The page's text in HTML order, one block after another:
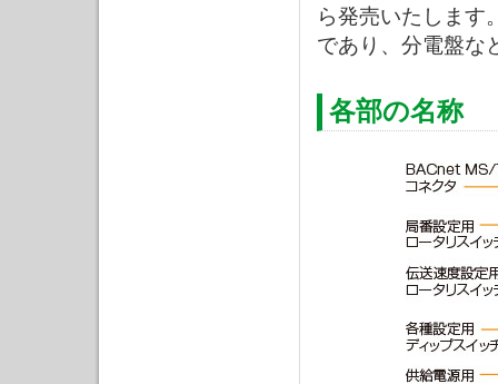
ら発売いたします
であり、分電盤な
各部の名称